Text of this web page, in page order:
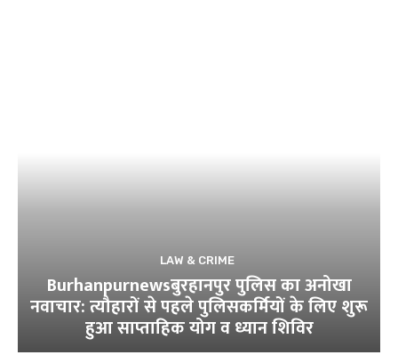
LAW & CRIME
Burhanpurnewsबुरहानपुर पुलिस का अनोखा
नवाचार: त्यौहारों से पहले पुलिसकर्मियों के लिए शुरू
हुआ साप्ताहिक योग व ध्यान शिविर